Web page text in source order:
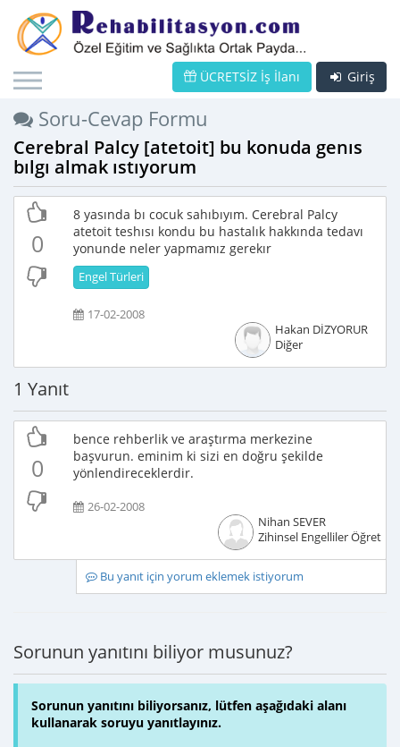
Giriş
ÜCRETSİZ İş İlanı
Soru-Cevap Formu
Cerebral Palcy [atetoit] bu konuda genıs
bılgı almak ıstıyorum
0
8 yasında bı cocuk sahıbıyım. Cerebral Palcy
atetoit teshısı kondu bu hastalık hakkında tedavı
yonunde neler yapmamız gerekır
Engel Türleri
17-02-2008
Hakan DİZYORUR
Diğer
1 Yanıt
0
bence rehberlik ve araştırma merkezine
başvurun. eminim ki sizi en doğru şekilde
yönlendireceklerdir.
26-02-2008
Nihan SEVER
Zihinsel Engelliler
Bu yanıt için yorum eklemek istiyorum
Sorunun yanıtını biliyor musunuz?
Sorunun yanıtını biliyorsanız, lütfen aşağıdaki alanı
kullanarak soruyu yanıtlayınız.